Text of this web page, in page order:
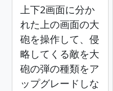
上下2画面に分か
れた上の画面の大
砲を操作して、侵
略してくる敵を大
砲の弾の種類をア
ップグレードしな